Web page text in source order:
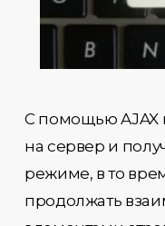
С помощью AJAX
на сервер и
режиме, в то
продолжать